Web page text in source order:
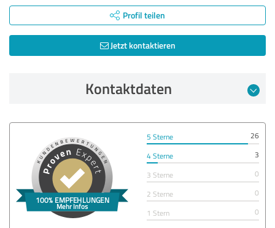
Profil teilen
Jetzt kontaktieren
Kontaktdaten
5 Sterne
26
4 Sterne
3
3 Sterne
0
2 Sterne
0
1 Stern
0